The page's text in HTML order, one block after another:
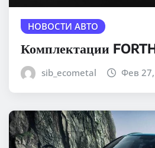
НОВОСТИ АВТО
Комплектации
sib_ecometal Фев